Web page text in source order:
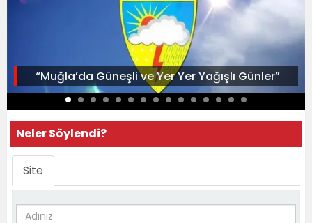
“Muğla’da Güneşli ve Yer Yer Yağışlı Günler”
Neler Söylendi?
Site